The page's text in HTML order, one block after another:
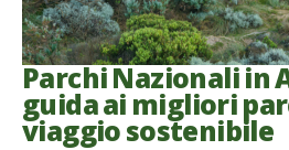
Parchi Nazionali in
guida ai migliori
viaggio sostenibile